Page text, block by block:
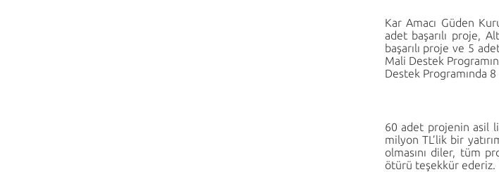
Kar Amacı Güden
adet başarılı proje,
başarılı proje ve 5
Mali Destek
Destek Programında
60 adet projenin asil
milyon TL’lik bir
olmasını diler, tüm
ötürü teşekkür ederiz.